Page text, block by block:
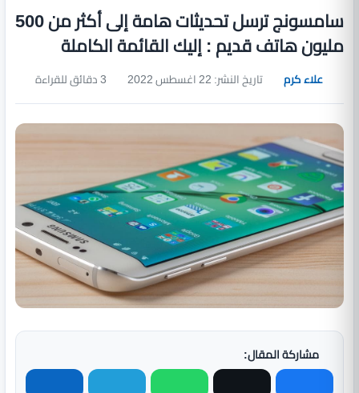
سامسونج ترسل تحديثات هامة إلى أكثر من 500
مليون هاتف قديم : إليك القائمة الكاملة
علاء كرم تاريخ النشر: 22 اغسطس 2022
مشاركة المقال: